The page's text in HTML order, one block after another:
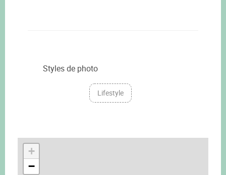
Styles de photo
Lifestyle
+
−